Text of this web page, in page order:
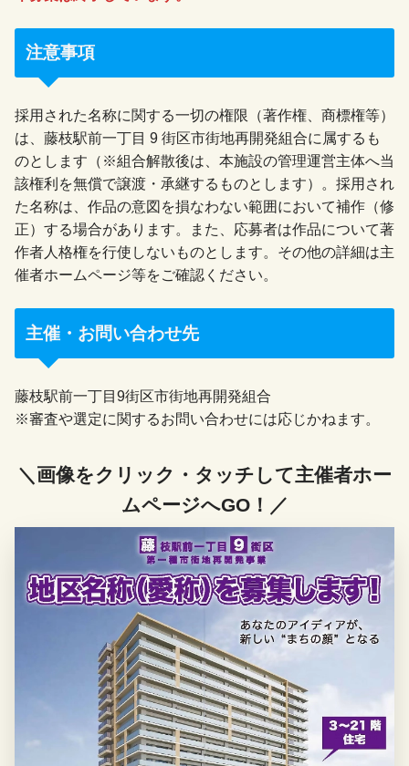
注意事項
採用された名称に関する一切の権限（著作権、商標権等）
は、藤枝駅前一丁目 9 街区市街地再開発組合に属するも
のとします（※組合解散後は、本施設の管理運営主体へ当
該権利を無償で譲渡・承継するものとします）。採用され
た名称は、作品の意図を損なわない範囲において補作（修
正）する場合があります。また、応募者は作品について著
作者人格権を行使しないものとします。その他の詳細は主
催者ホームページ等をご確認ください。
主催・お問い合わせ先
藤枝駅前一丁目9街区市街地再開発組合
※審査や選定に関するお問い合わせには応じかねます。
＼画像をクリック・タッチして主催者ホー
ムページへGO！／